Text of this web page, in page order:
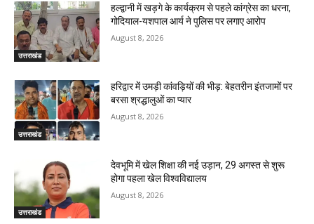
उत्तराखंड
हल्द्वानी में खड़गे के कार्यक्रम से पहले कांग्रेस का धरना,
गोदियाल-यशपाल आर्य ने पुलिस पर लगाए आरोप
August 8, 2026
उत्तराखंड
हरिद्वार में उमड़ी कांवड़ियों की भीड़: बेहतरीन इंतजामों पर
बरसा श्रद्धालुओं का प्यार
August 8, 2026
उत्तराखंड
देवभूमि में खेल शिक्षा की नई उड़ान, 29 अगस्त से शुरू
होगा पहला खेल विश्वविद्यालय
August 8, 2026